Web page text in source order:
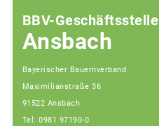
BBV-Geschäftsstelle
Ansbach
Bayerischer Bauernverband
Maximilianstraße 36
91522 Ansbach
Tel: 0981 97190-0